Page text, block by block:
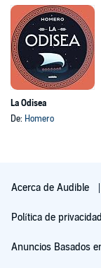
La Odisea
De: Homero
Acerca de Audible
Política de privacidad
Anuncios Basados